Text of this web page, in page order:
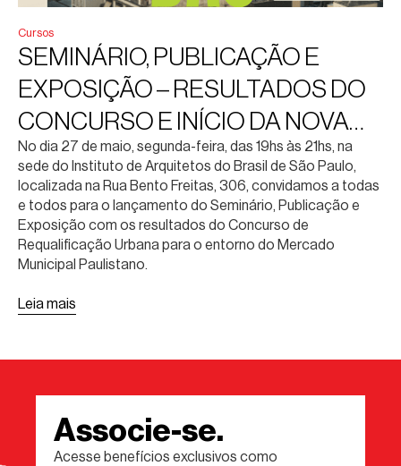
Cursos
SEMINÁRIO, PUBLICAÇÃO E
EXPOSIÇÃO – RESULTADOS DO
CONCURSO E INÍCIO DA NOVA
ETAPA PARA OS ESTUDOS DO
ENTORNO DO MERCADO
MUNICIPAL PAULISTANO
No dia 27 de maio, segunda-feira, das 19hs às 21hs, na
sede do Instituto de Arquitetos do Brasil de São Paulo,
localizada na Rua Bento Freitas, 306, convidamos a todas
e todos para o lançamento do Seminário, Publicação e
Exposição com os resultados do Concurso de
Requalificação Urbana para o entorno do Mercado
Municipal Paulistano.
Leia mais
Associe-se.
Acesse benefícios exclusivos como